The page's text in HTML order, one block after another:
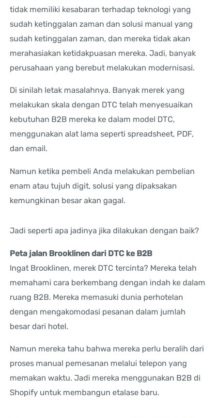
tidak memiliki kesabaran terhadap teknologi yang
sudah ketinggalan zaman dan solusi manual yang
sudah ketinggalan zaman, dan mereka tidak akan
merahasiakan ketidakpuasan mereka. Jadi, banyak
perusahaan yang berebut melakukan modernisasi.
Di sinilah letak masalahnya. Banyak merek yang
melakukan skala dengan DTC telah menyesuaikan
kebutuhan B2B mereka ke dalam model DTC,
menggunakan alat lama seperti spreadsheet, PDF,
dan email.
Namun ketika pembeli Anda melakukan pembelian
enam atau tujuh digit, solusi yang dipaksakan
kemungkinan besar akan gagal.
Jadi seperti apa jadinya jika dilakukan dengan baik?
Peta jalan Brooklinen dari DTC ke B2B
Ingat Brooklinen, merek DTC tercinta? Mereka telah
memahami cara berkembang dengan indah ke dalam
ruang B2B. Mereka memasuki dunia perhotelan
dengan mengakomodasi pesanan dalam jumlah
besar dari hotel.
Namun mereka tahu bahwa mereka perlu beralih dari
proses manual pemesanan melalui telepon yang
memakan waktu. Jadi mereka menggunakan B2B di
Shopify untuk membangun etalase baru.